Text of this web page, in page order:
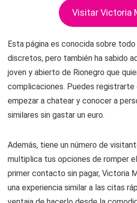
Visitar Victoria
Esta página es conocida sobre
discretos, pero también ha sabido
joven y abierto de Rionegro que
complicaciones. Puedes registrarte
empezar a chatear y conocer a
similares sin gastar un euro.
Además, tiene un número de
multiplica tus opciones de romper
primer contacto sin pagar, Victoria
una experiencia similar a las citas